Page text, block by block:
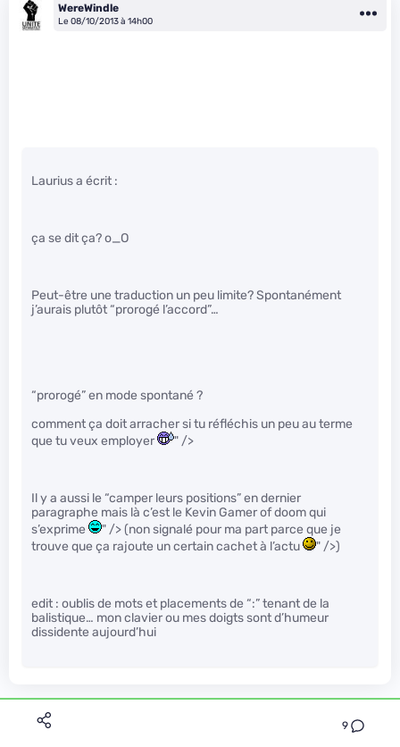
9
WereWindle
Le 08/10/2013 à 14h00
Laurius a écrit :
ça se dit ça? o_O
Peut-être une traduction un peu limite? Spontanément
j’aurais plutôt “prorogé l’accord”…
“prorogé” en mode spontané ?
comment ça doit arracher si tu réfléchis un peu au terme
que tu veux employer
" />
Il y a aussi le “camper leurs positions” en dernier
paragraphe mais là c’est le Kevin Gamer of doom qui
s’exprime
" /> (non signalé pour ma part parce que je
trouve que ça rajoute un certain cachet à l’actu
" />)
edit : oublis de mots et placements de “:” tenant de la
balistique… mon clavier ou mes doigts sont d’humeur
dissidente aujourd’hui